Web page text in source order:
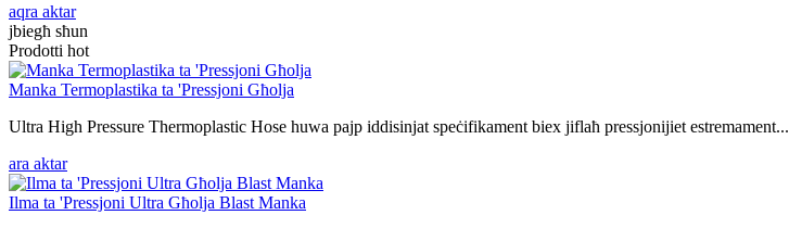
aqra aktar
jbiegħ sħun
Prodotti hot
Manka Termoplastika ta 'Pressjoni Għolja
Ultra High Pressure Thermoplastic Hose huwa pajp iddisinjat speċifikament biex jiflaħ pressjonijiet estremament...
ara aktar
Ilma ta 'Pressjoni Ultra Għolja Blast Manka